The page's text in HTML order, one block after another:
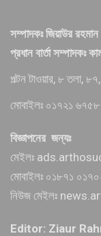
সম্পাদকঃ জিয়াউর রহমান
প্রধান বার্তা সম্পাদকঃ
পল্টন টাওয়ার, ৮ তলা,
মোবাইলঃ ০১৭২১
বিজ্ঞাপনের জন্যঃ
মেইলঃ
মোবাইলঃ ০১৮৭১
নিউজ মেইলঃ
Editor: Ziaur